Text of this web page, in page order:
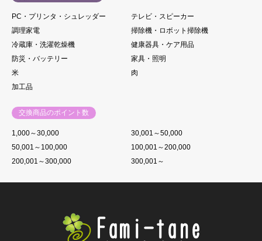
PC・プリンタ・シュレッダー
テレビ・スピーカー
調理家電
掃除機・ロボット掃除機
冷蔵庫・洗濯乾燥機
健康器具・ケア用品
防災・バッテリー
家具・照明
米
肉
加工品
交換商品のポイント数
1,000～30,000
30,001～50,000
50,001～100,000
100,001～200,000
200,001～300,000
300,001～